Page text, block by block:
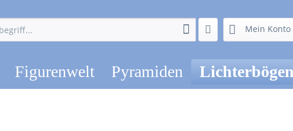
Mein Konto
Figurenwelt Pyramiden Lichterbögen